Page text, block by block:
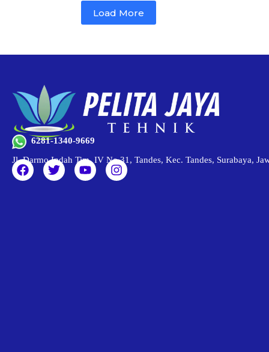
Load More
6281-1340-9669
Jl. Darmo Indah Tim. IV No.31, Tandes, Kec. Tandes, Surabaya,